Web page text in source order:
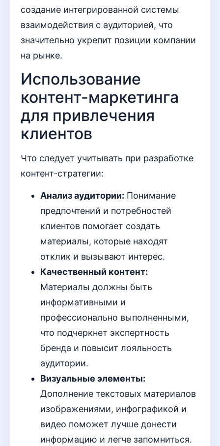
создание интегрированной системы
взаимодействия с аудиторией, что
значительно укрепит позиции компании
на рынке.
Использование
контент-маркетинга
для привлечения
клиентов
Что следует учитывать при разработке
контент-стратегии:
Анализ аудитории: Понимание
предпочтений и потребностей
клиентов помогает создать
материалы, которые находят
отклик и вызывают интерес.
Качественный контент:
Материалы должны быть
информативными и
профессионально выполненными,
что подчеркнет экспертность
бренда и повысит лояльность
аудитории.
Визуальные элементы:
Дополнение текстовых материалов
изображениями, инфографикой и
видео поможет лучше донести
информацию и легче запомниться.